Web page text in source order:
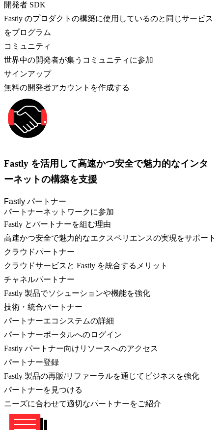
開発者 SDK
Fastly のプロダクトの構築に使用しているのと同じサービス
をプログラム
コミュニティ
世界中の開発者が集うコミュニティに参加
サインアップ
無料の開発者アカウントを作成する
Fastly を活用して高速かつ安全で魅力的なインタ
ーネットの構築を支援
Fastly パートナー
パートナーネットワークに参加
Fastly とパートナーを組む理由
高速かつ安全で魅力的なエクスペリエンスの実現をサポート
クラウドパートナー
クラウドサービスと Fastly を統合するメリット
チャネルパートナー
Fastly 製品でソシューションや機能を強化
技術・統合パートナー
パートナーエコシステムの詳細
パートナーポータルへのログイン
Fastly パートナー向けリソースへのアクセス
パートナー登録
Fastly 製品の再販/リファーラルを通じてビジネスを強化
パートナーを見つける
ニーズに合わせて適切なパートナーをご紹介